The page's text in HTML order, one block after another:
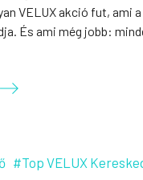
VELUX akció fut, ami
És ami még jobb:
#Top VELUX